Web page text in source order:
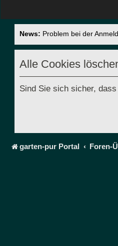
News: Problem bei der
Alle Cookies
Sind Sie sich sicher,
garten-pur Portal Foren-